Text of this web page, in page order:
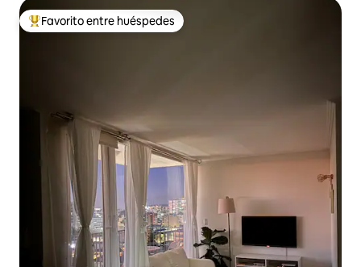
Favorito entre huéspedes preferido
Favorito entre huéspedes